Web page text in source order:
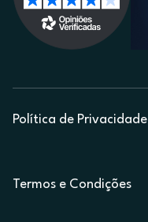
Política de Privacidade
Termos e Condições